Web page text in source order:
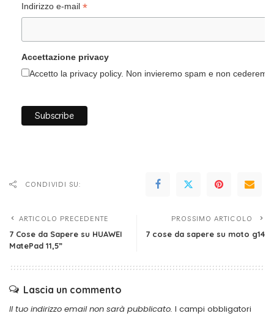
Indirizzo e-mail *
Accettazione privacy
Accetto la privacy policy. Non invieremo spam e non
CONDIVIDI SU:
ARTICOLO PRECEDENTE
7 Cose da Sapere su HUAWEI
MatePad 11,5”
PROSSIMO ARTICOLO
7 cose da sapere su moto g14
Lascia un commento
Il tuo indirizzo email non sarà pubblicato. I campi obbligatori